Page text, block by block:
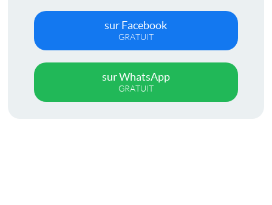
sur Facebook
GRATUIT
sur WhatsApp
GRATUIT